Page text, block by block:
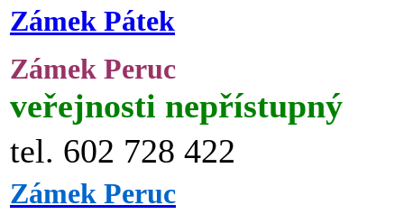
Zámek Pátek
Zámek Peruc
veřejnosti nepřístupný
tel. 602 728 422
Zámek Peruc